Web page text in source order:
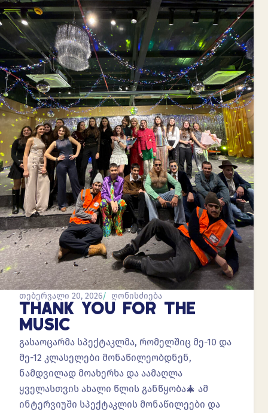
თებერვალი 20, 2026 ღონისძიება
THANK YOU FOR THE
MUSIC
გასაოცარმა სპექტაკლმა, რომელშიც მე-10 და
მე-12 კლასელები მონაწილეობდნენ,
ნამდვილად მოახერხა და აამაღლა
ყველასთვის ახალი წლის განწყობა🎄 ამ
ინტერვიუში სპექტაკლის მონაწილეები და